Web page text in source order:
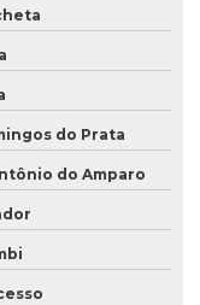
do Prata
do Amparo